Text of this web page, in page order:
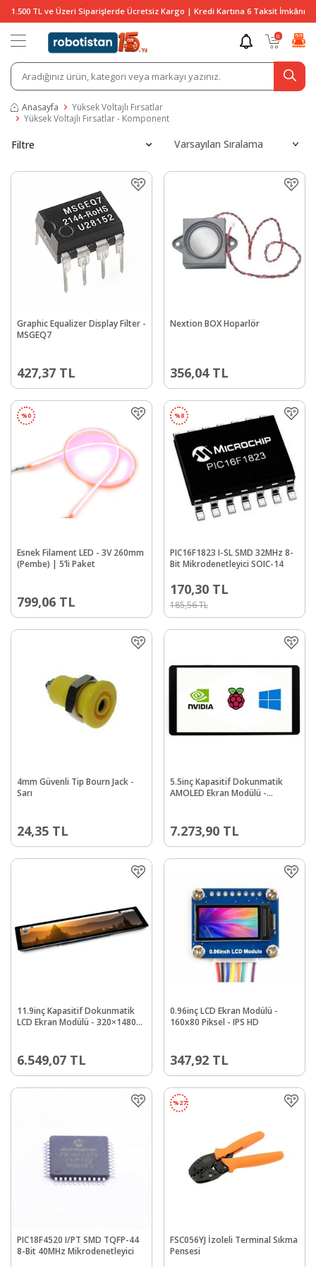
1.500 TL ve Üzeri Siparişlerde Ücretsiz Kargo | Kredi Kartına 6 Taksit İmkânı
0
Anasayfa
Yüksek Voltajlı Fırsatlar
Yüksek Voltajlı Fırsatlar - Komponent
Filtre
Graphic Equalizer Display Filter -
MSGEQ7
427,37 TL
Nextion BOX Hoparlör
356,04TL
%0
Esnek Filament LED - 3V 260mm
(Pembe) | 5’li Paket
799,06 TL
%8
PIC16F1823 I-SL SMD 32MHz 8-
Bit Mikrodenetleyici SOIC-14
185,56TL
170,30 TL
4mm Güvenli Tip Bourn Jack -
Sarı
24,35 TL
5.5inç Kapasitif Dokunmatik
AMOLED Ekran Modülü -
7.273,90 TL
11.9inç Kapasitif Dokunmatik
LCD Ekran Modülü - 320×1480
6.549,07 TL
0.96inç LCD Ekran Modülü -
160x80 Piksel - IPS HD
347,92 TL
PIC18F4520 I/PT SMD TQFP-44
8-Bit 40MHz Mikrodenetleyici
%27
FSC056YJ İzoleli Terminal Sıkma
Pensesi